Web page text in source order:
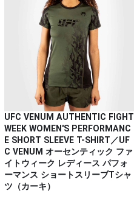
UFC VENUM AUTHENTIC FIGHT
WEEK WOMEN'S PERFORMANC
E SHORT SLEEVE T-SHIRT／UF
C VENUM オーセンティック ファ
イトウィーク レディース パフォ
ーマンス ショートスリーブTシャ
ツ（カーキ）